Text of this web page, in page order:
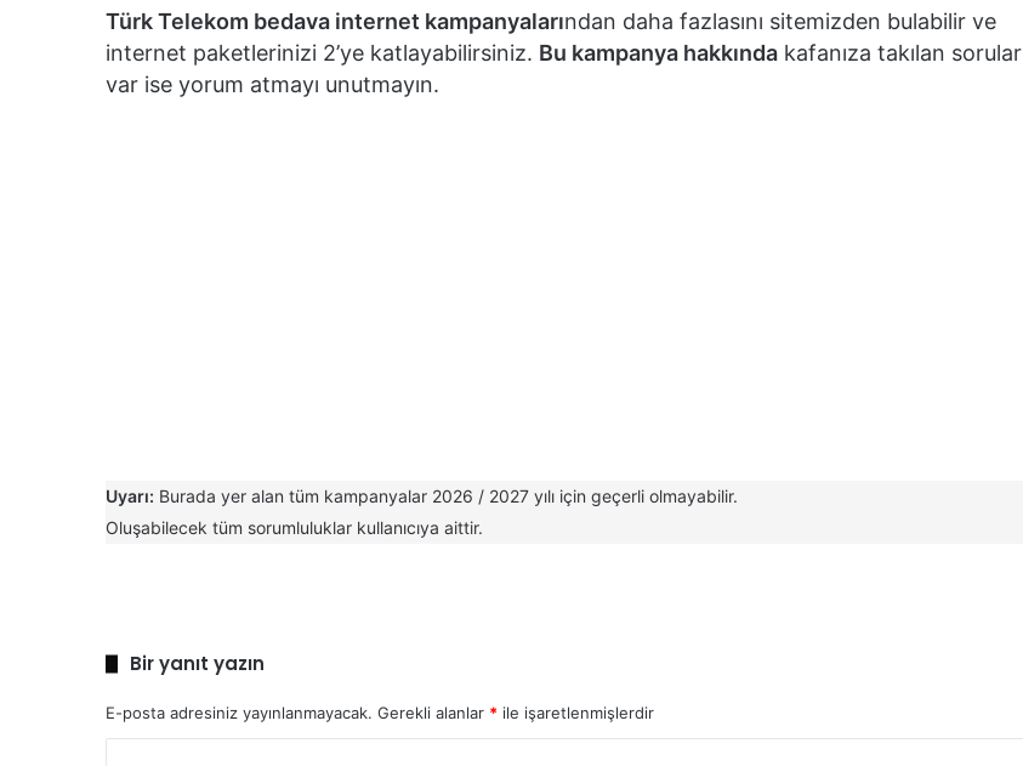
Türk Telekom bedava internet kampanyalarından daha fazlasını sitemizden bulabilir ve
internet paketlerinizi 2’ye katlayabilirsiniz. Bu kampanya hakkında kafanıza takılan sorular
var ise yorum atmayı unutmayın.
Uyarı: Burada yer alan tüm kampanyalar 2026 / 2027 yılı için geçerli olmayabilir.
Oluşabilecek tüm sorumluluklar kullanıcıya aittir.
Bir yanıt yazın
E-posta adresiniz yayınlanmayacak. Gerekli alanlar * ile işaretlenmişlerdir